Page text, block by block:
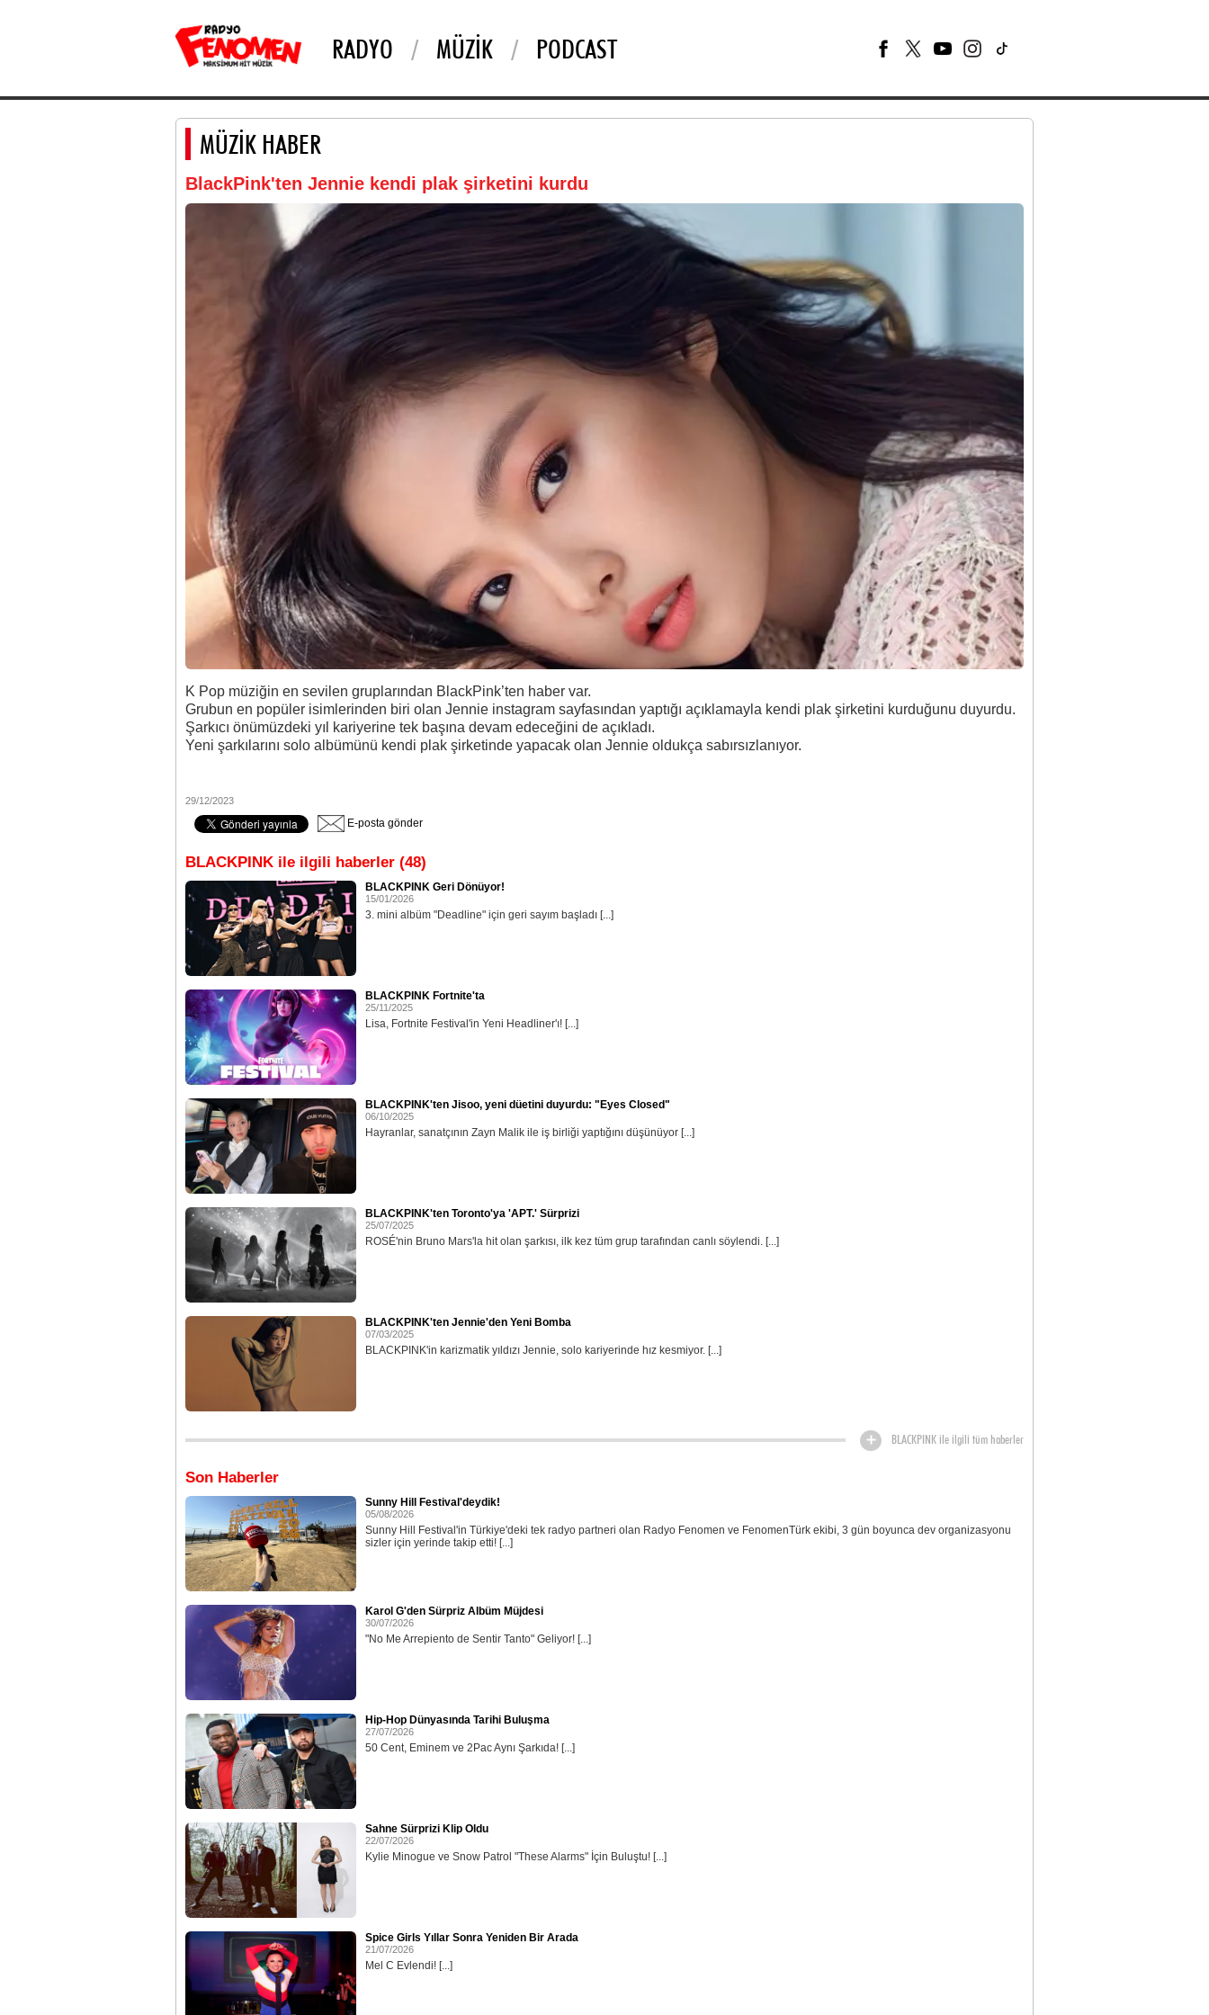
RADYO MÜZIK PODCAST
MÜZİK HABER
BlackPink'ten Jennie kendi plak şirketini kurdu
K Pop müziğin en sevilen gruplarından BlackPink’ten haber var.
Grubun en popüler isimlerinden biri olan Jennie instagram sayfasından yaptığı açıklamayla kendi plak şirketini kurduğunu duyurdu.
Şarkıcı önümüzdeki yıl kariyerine tek başına devam edeceğini de açıkladı.
Yeni şarkılarını solo albümünü kendi plak şirketinde yapacak olan Jennie oldukça sabırsızlanıyor.
29/12/2023
E-posta gönder
BLACKPINK ile ilgili haberler (48)
BLACKPINK Geri Dönüyor!
15/01/2026
3. mini albüm "Deadline" için geri sayım başladı [...]
BLACKPINK Fortnite'ta
25/11/2025
Lisa, Fortnite Festival'in Yeni Headliner'ı! [...]
BLACKPINK'ten Jisoo, yeni düetini duyurdu: "Eyes Closed"
06/10/2025
Hayranlar, sanatçının Zayn Malik ile iş birliği yaptığını düşünüyor [...]
BLACKPINK'ten Toronto'ya 'APT.' Sürprizi
25/07/2025
ROSÉ'nin Bruno Mars'la hit olan şarkısı, ilk kez tüm grup tarafından canlı söylendi. [...]
BLACKPINK'ten Jennie'den Yeni Bomba
07/03/2025
BLACKPINK'in karizmatik yıldızı Jennie, solo kariyerinde hız kesmiyor. [...]
BLACKPINK ile ilgili tüm haberler
Son Haberler
Sunny Hill Festival'deydik!
05/08/2026
Sunny Hill Festival'in Türkiye'deki tek radyo partneri olan Radyo Fenomen ve FenomenTürk ekibi, 3 gün boyunca dev organizasyonu
sizler için yerinde takip etti! [...]
Karol G'den Sürpriz Albüm Müjdesi
30/07/2026
"No Me Arrepiento de Sentir Tanto" Geliyor! [...]
Hip-Hop Dünyasında Tarihi Buluşma
27/07/2026
50 Cent, Eminem ve 2Pac Aynı Şarkıda! [...]
Sahne Sürprizi Klip Oldu
22/07/2026
Kylie Minogue ve Snow Patrol "These Alarms" İçin Buluştu! [...]
Spice Girls Yıllar Sonra Yeniden Bir Arada
21/07/2026
Mel C Evlendi! [...]